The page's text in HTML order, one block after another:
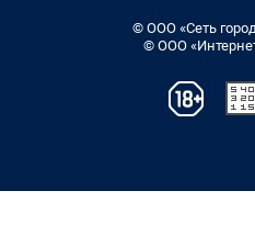
© ООО «Сеть
© ООО